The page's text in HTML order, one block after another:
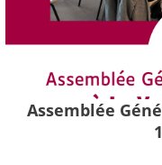
Assemblée